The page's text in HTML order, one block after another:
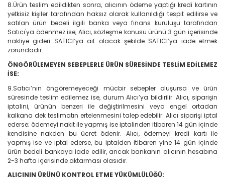
8.Ürün teslim edildikten sonra, alıcının ödeme yaptığı kredi kartının
yetkisiz kişiler tarafından haksız olarak kullanıldığı tespit edilirse ve
satılan ürün bedeli ilgili banka veya finans kuruluşu tarafından
Satıcı'ya ödenmez ise, Alıcı, sözleşme konusu ürünü 3 gün içerisinde
nakliye gideri SATICI’ya ait olacak şekilde SATICI’ya iade etmek
zorundadır.
ÖNGÖRÜLEMEYEN SEBEPLERLE ÜRÜN SÜRESİNDE TESLİM EDİLEMEZ
İSE:
9.Satıcı’nın öngöremeyeceği mücbir sebepler oluşursa ve ürün
süresinde teslim edilemez ise, durum Alıcı’ya bildirilir. Alıcı, siparişin
iptalini, ürünün benzeri ile değiştirilmesini veya engel ortadan
kalkana dek teslimatın ertelenmesini talep edebilir. Alıcı siparişi iptal
ederse; ödemeyi nakit ile yapmış ise iptalinden itibaren 14 gün içinde
kendisine nakden bu ücret ödenir. Alıcı, ödemeyi kredi kartı ile
yapmış ise ve iptal ederse, bu iptalden itibaren yine 14 gün içinde
ürün bedeli bankaya iade edilir, ancak bankanın alıcının hesabına
2-3 hafta içerisinde aktarması olasıdır.
ALICININ ÜRÜNÜ KONTROL ETME YÜKÜMLÜLÜĞÜ: